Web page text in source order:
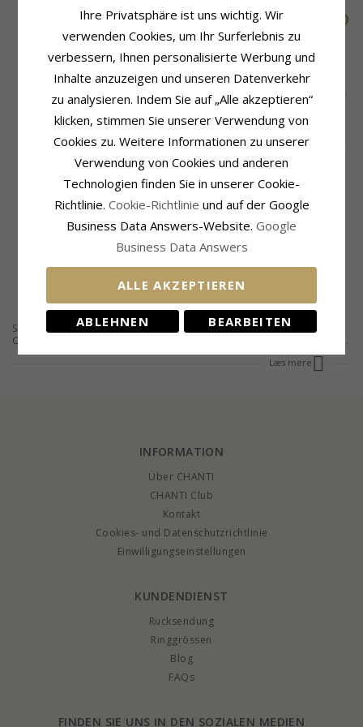
Dreieck schwarzem
Ohrstecker in Silber
CHANTI Preis 20,-
Dreieck bergkristall
sterlingsilber
CHANTI Preis
Schmuck mit dreieckigen Formen. Finden Sie hier dreieckige Schmuckstücke.
CHANTI bietet eine große Auswahl an Schmuck in allen erdenklichen Formen.
Wenn Sie sich ein Schmuckstück mit dreieckigen Formen wünschen, finden Sie
es mit Sicherheit hier. Das kann ein dreieckiger Anhänger sein, ein Ring oder
Læs mere
INFORMATION
Über CHANTI
CHANTI Club
Kontakt
Cookies- und Datenschutzrichtlinie
Einwilligungseinstellungen
KUNDENDIENST
Rucksendung
Ringgrössen
Blog
FAQs
FINDEN SIE UNS IN DEN SOZIALEN MEDIEN
Ihre Privatsphäre ist uns wichtig. Wir
verwenden Cookies, um Ihr Surferlebnis zu
verbessern, Ihnen personalisierte Werbung und
Inhalte anzuzeigen und unseren Datenverkehr
zu analysieren. Indem Sie auf „Alle akzeptieren“
klicken, stimmen Sie unserer Verwendung von
Cookies zu. Weitere Informationen zu unserer
Verwendung von Cookies und anderen
Technologien finden Sie in unserer Cookie-
Richtlinie. Cookie-Richtlinie und auf der Google
Business Data Answers-Website. Google
Business Data Answers
ALLE AKZEPTIEREN
ABLEHNEN BEARBEITEN